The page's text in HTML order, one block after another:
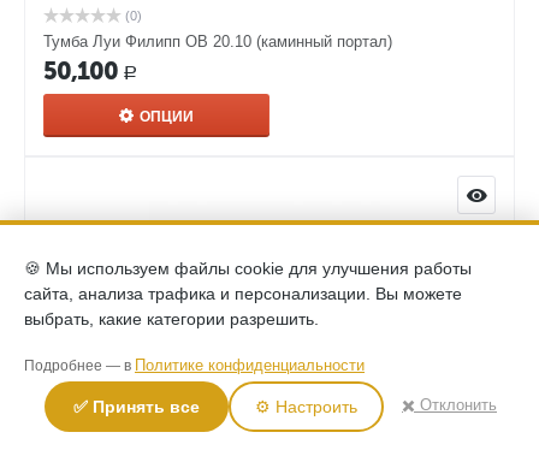
(0)
Тумба Луи Филипп ОВ 20.10 (каминный портал)
50,100 Р
ОПЦИИ
(0)
🍪 Мы используем файлы cookie для улучшения работы
сайта, анализа трафика и персонализации. Вы можете
выбрать, какие категории разрешить.
Подробнее — в Политике конфиденциальности
✅ Принять все ⚙️ Настроить ✖️ Отклонить